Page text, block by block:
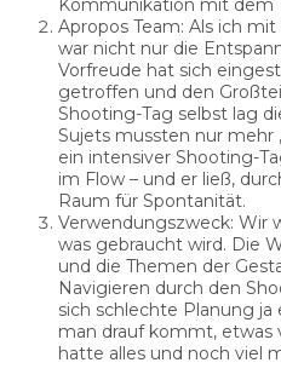
Kommunikation mit dem
Apropos Team: Als ich
war nicht nur die
Vorfreude hat sich
getroffen und den
Shooting-Tag selbst lag
Sujets mussten nur mehr
ein intensiver Shooting-
im Flow – und er ließ,
Raum für Spontanität.
Verwendungszweck: Wir
was gebraucht wird. Die
und die Themen der
Navigieren durch den
sich schlechte Planung
man drauf kommt, etwas
hatte alles und noch viel